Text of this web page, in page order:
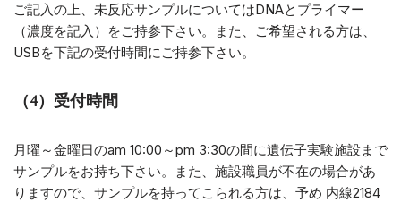
ご記入の上、未反応サンプルについてはDNAとプライマー
（濃度を記入）をご持参下さい。また、ご希望される方は、
USBを下記の受付時間にご持参下さい。
（4）受付時間
月曜～金曜日のam 10:00～pm 3:30の間に遺伝子実験施設まで
サンプルをお持ち下さい。また、施設職員が不在の場合があ
りますので、サンプルを持ってこられる方は、予め 内線2184